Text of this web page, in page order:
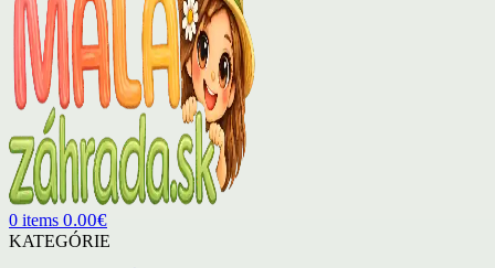
0 items 0.00€
KATEGÓRIE